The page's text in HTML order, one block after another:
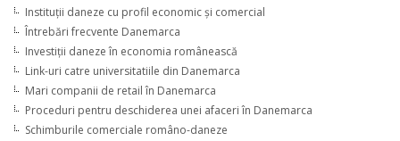
Instituţii daneze cu profil economic şi comercial
Întrebări frecvente Danemarca
Investiţii daneze în economia românească
Link-uri catre universitatiile din Danemarca
Mari companii de retail în Danemarca
Proceduri pentru deschiderea unei afaceri în Danemarca
Schimburile comerciale româno-daneze